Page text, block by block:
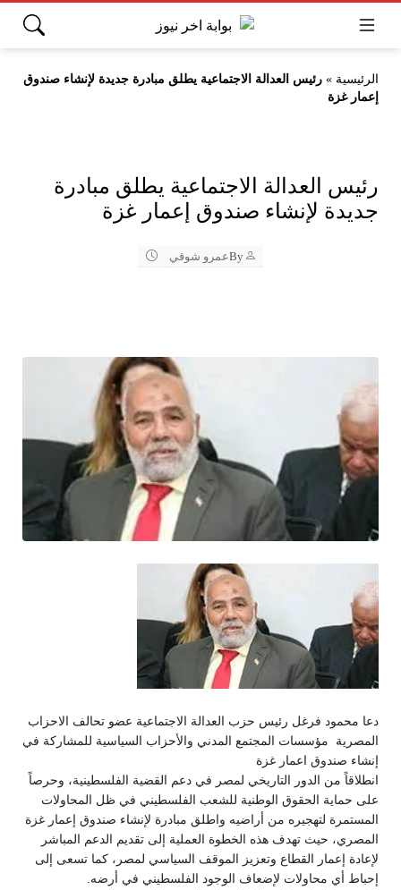
الرئيسية » رئيس العدالة الاجتماعية يطلق مبادرة جديدة لإنشاء صندوق
إعمار غزة
رئيس العدالة الاجتماعية يطلق مبادرة
جديدة لإنشاء صندوق إعمار غزة
Byعمرو شوقي
دعا محمود فرغل رئيس حزب العدالة الاجتماعية عضو تحالف الاحزاب
المصرية مؤسسات المجتمع المدني والأحزاب السياسية للمشاركة في
إنشاء صندوق اعمار غزة
انطلاقاً من الدور التاريخي لمصر في دعم القضية الفلسطينية، وحرصاً
على حماية الحقوق الوطنية للشعب الفلسطيني في ظل المحاولات
المستمرة لتهجيره من أراضيه واطلق مبادرة لإنشاء صندوق إعمار غزة
المصري، حيث تهدف هذه الخطوة العملية إلى تقديم الدعم المباشر
لإعادة إعمار القطاع وتعزيز الموقف السياسي لمصر، كما تسعى إلى
إحباط أي محاولات لإضعاف الوجود الفلسطيني في أرضه.